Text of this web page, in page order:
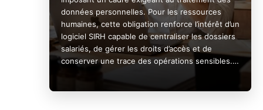
données personnelles. Pour les ressources
humaines, cette obligation renforce l’intérêt d’un
logiciel SIRH capable de centraliser les dossiers
salariés, de gérer les droits d’accès et de
conserver une trace des opérations sensibles.…